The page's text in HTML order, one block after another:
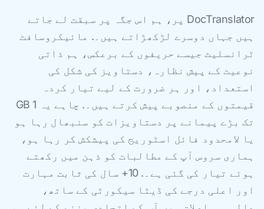
DocTranslator پر، ہم اس جگہ پر سبقت لے جاتے
ہیں جہاں دوسرے لڑکھڑاتے ہیں۔. مائیکروسافٹ
ٹرانسلیٹ جیسے حریفوں کے برعکس، ہم ذاتی
نوعیت کے پیش نظارہ، دستاویز کی شکل کی
استعداد، اور ہر ضرورت کے لیے تیار کردہ
قیمتوں کے منصوبے پیش کرتے ہیں۔. چاہے یہ 1 GB
تک بڑے پیمانے پر دستاویزات کو سنبھال رہا ہو
یا لامحدود فائل اسٹوریج کی پیشکش کر رہا ہو،
ہماری سروس آپ کے مطالبات کو ذہن میں رکھتے
ہوئے تیار کی گئی ہے۔. 10+ سال کی ثابت مہارت
اور اعلی درجے کی ڈیٹا سیکورٹی کے ساتھ،